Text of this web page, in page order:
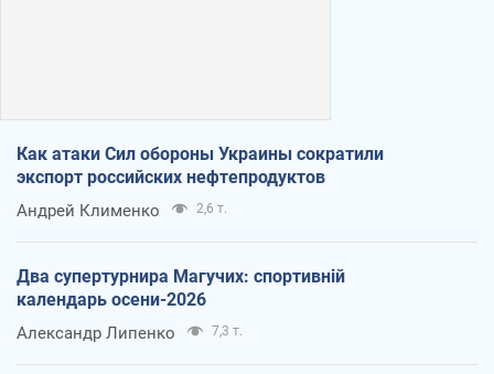
Как атаки Сил обороны Украины сократили
экспорт российских нефтепродуктов
Андрей Клименко 2,6 т.
Два супертурнира Магучих: спортивній
календарь осени-2026
Александр Липенко 7,3 т.